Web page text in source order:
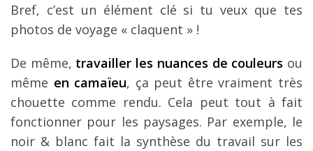
Bref, c’est un élément clé si tu veux que tes
photos de voyage « claquent » !
De même, travailler les nuances de couleurs ou
même en camaïeu, ça peut être vraiment très
chouette comme rendu. Cela peut tout à fait
fonctionner pour les paysages. Par exemple, le
noir & blanc fait la synthèse du travail sur les